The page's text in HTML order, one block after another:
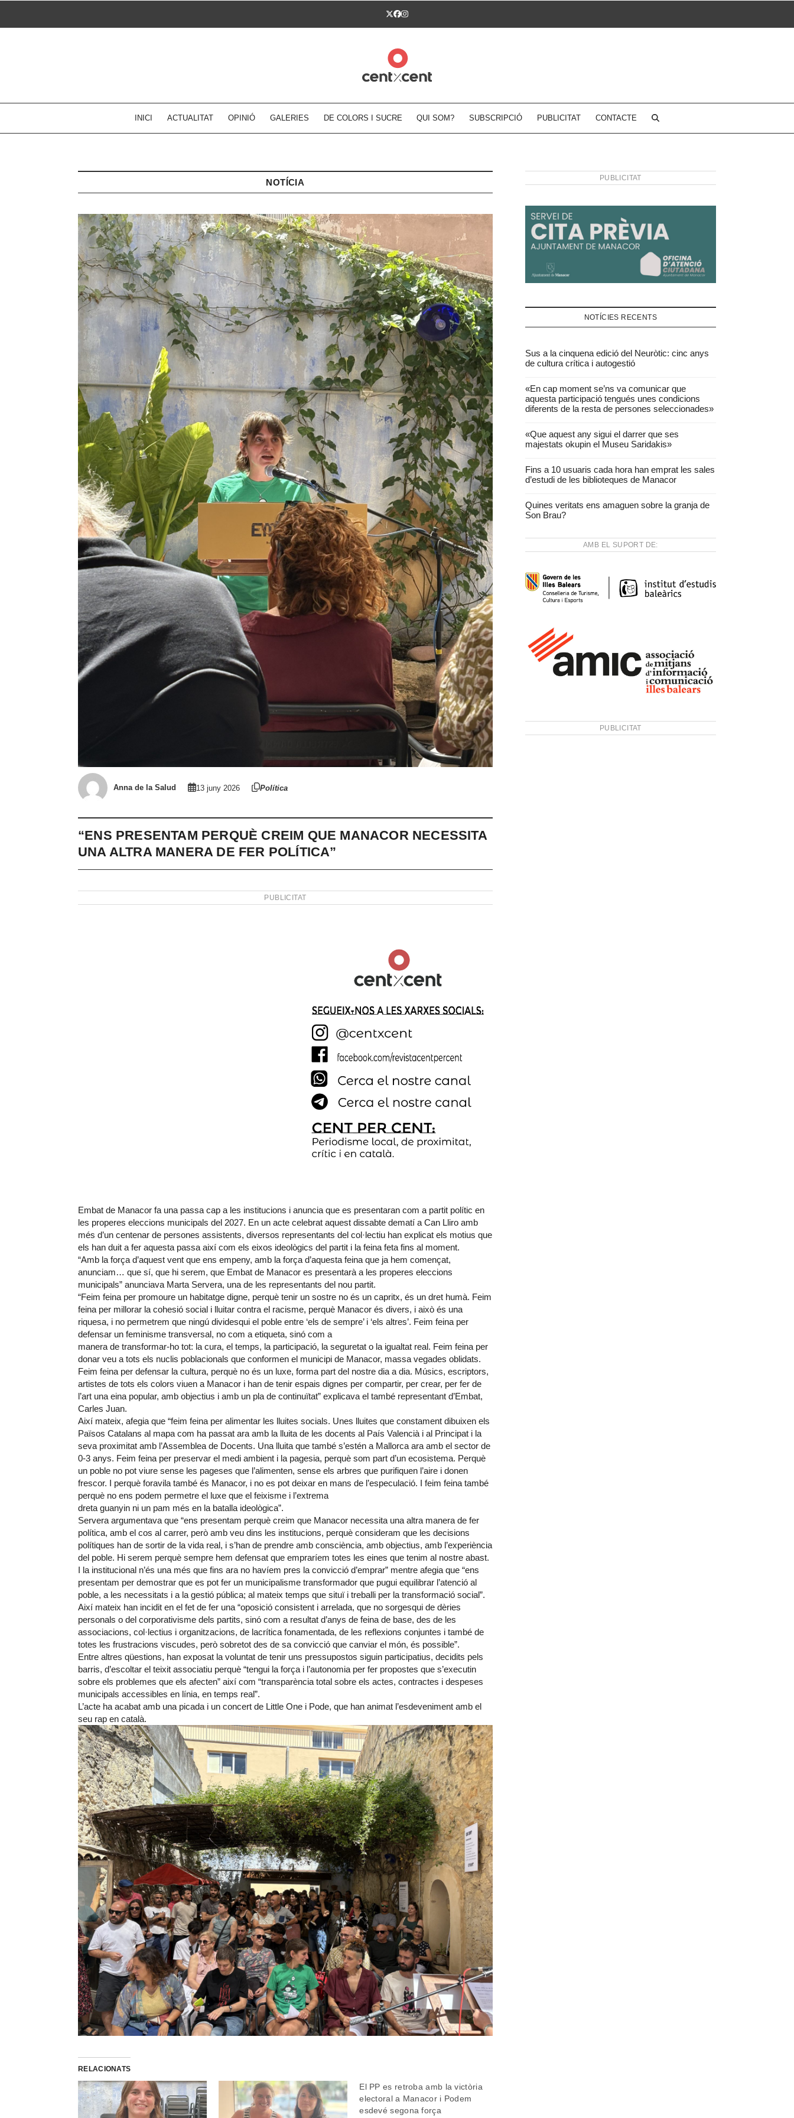
Twitter
Facebook
Instagram
INICI ACTUALITAT OPINIÓ GALERIES DE COLORS I SUCRE QUI SOM? SUBSCRIPCIÓ PUBLICITAT CONTACTE
NOTÍCIA
Anna de la Salud 13 juny 2026 Política
“ENS PRESENTAM PERQUÈ CREIM QUE MANACOR NECESSITA
UNA ALTRA MANERA DE FER POLÍTICA”
PUBLICITAT
Embat de Manacor fa una passa cap a les institucions i anuncia que es presentaran com a partit polític en
les properes eleccions municipals del 2027. En un acte celebrat aquest dissabte dematí a Can Lliro amb
més d’un centenar de persones assistents, diversos representants del col·lectiu han explicat els motius que
els han duit a fer aquesta passa així com els eixos ideològics del partit i la feina feta fins al moment.
“Amb la força d’aquest vent que ens empeny, amb la força d’aquesta feina que ja hem començat,
anunciam… que sí, que hi serem, que Embat de Manacor es presentarà a les properes eleccions
municipals” anunciava Marta Servera, una de les representants del nou partit.
“Feim feina per promoure un habitatge digne, perquè tenir un sostre no és un capritx, és un dret humà. Feim
feina per millorar la cohesió social i lluitar contra el racisme, perquè Manacor és divers, i això és una
riquesa, i no permetrem que ningú dividesqui el poble entre ‘els de sempre’ i ‘els altres’. Feim feina per
defensar un feminisme transversal, no com a etiqueta, sinó com a
manera de transformar-ho tot: la cura, el temps, la participació, la seguretat o la igualtat real. Feim feina per
donar veu a tots els nuclis poblacionals que conformen el municipi de Manacor, massa vegades oblidats.
Feim feina per defensar la cultura, perquè no és un luxe, forma part del nostre dia a dia. Músics, escriptors,
artistes de tots els colors viuen a Manacor i han de tenir espais dignes per compartir, per crear, per fer de
l’art una eina popular, amb objectius i amb un pla de continuïtat” explicava el també representant d’Embat,
Carles Juan.
Així mateix, afegia que “feim feina per alimentar les lluites socials. Unes lluites que constament dibuixen els
Països Catalans al mapa com ha passat ara amb la lluita de les docents al País Valencià i al Principat i la
seva proximitat amb l’Assemblea de Docents. Una lluita que també s’estén a Mallorca ara amb el sector de
0-3 anys. Feim feina per preservar el medi ambient i la pagesia, perquè som part d’un ecosistema. Perquè
un poble no pot viure sense les pageses que l’alimenten, sense els arbres que purifiquen l’aire i donen
frescor. I perquè foravila també és Manacor, i no es pot deixar en mans de l’especulació. I feim feina també
perquè no ens podem permetre el luxe que el feixisme i l’extrema
dreta guanyin ni un pam més en la batalla ideològica”.
Servera argumentava que “ens presentam perquè creim que Manacor necessita una altra manera de fer
política, amb el cos al carrer, però amb veu dins les institucions, perquè consideram que les decisions
polítiques han de sortir de la vida real, i s’han de prendre amb consciència, amb objectius, amb l’experiència
del poble. Hi serem perquè sempre hem defensat que empraríem totes les eines que tenim al nostre abast.
I la institucional n’és una més que fins ara no havíem pres la convicció d’emprar” mentre afegia que “ens
presentam per demostrar que es pot fer un municipalisme transformador que pugui equilibrar l’atenció al
poble, a les necessitats i a la gestió pública; al mateix temps que situï i treballi per la transformació social”.
Així mateix han incidit en el fet de fer una “oposició consistent i arrelada, que no sorgesqui de dèries
personals o del corporativisme dels partits, sinó com a resultat d’anys de feina de base, des de les
associacions, col·lectius i organitzacions, de lacrítica fonamentada, de les reflexions conjuntes i també de
totes les frustracions viscudes, però sobretot des de sa convicció que canviar el món, és possible”.
Entre altres qüestions, han exposat la voluntat de tenir uns pressupostos siguin participatius, decidits pels
barris, d’escoltar el teixit associatiu perquè “tengui la força i l’autonomia per fer propostes que s’executin
sobre els problemes que els afecten” així com “transparència total sobre els actes, contractes i despeses
municipals accessibles en línia, en temps real”.
L’acte ha acabat amb una picada i un concert de Little One i Pode, que han animat l’esdeveniment amb el
seu rap en català.
RELACIONATS
El PP es retroba amb la victòria
electoral a Manacor i Podem
esdevé segona força
PUBLICITAT
NOTÍCIES RECENTS
Sus a la cinquena edició del Neuròtic: cinc anys
de cultura crítica i autogestió
«En cap moment se’ns va comunicar que
aquesta participació tengués unes condicions
diferents de la resta de persones seleccionades»
«Que aquest any sigui el darrer que ses
majestats okupin el Museu Saridakis»
Fins a 10 usuaris cada hora han emprat les sales
d’estudi de les biblioteques de Manacor
Quines veritats ens amaguen sobre la granja de
Son Brau?
AMB EL SUPORT DE:
PUBLICITAT